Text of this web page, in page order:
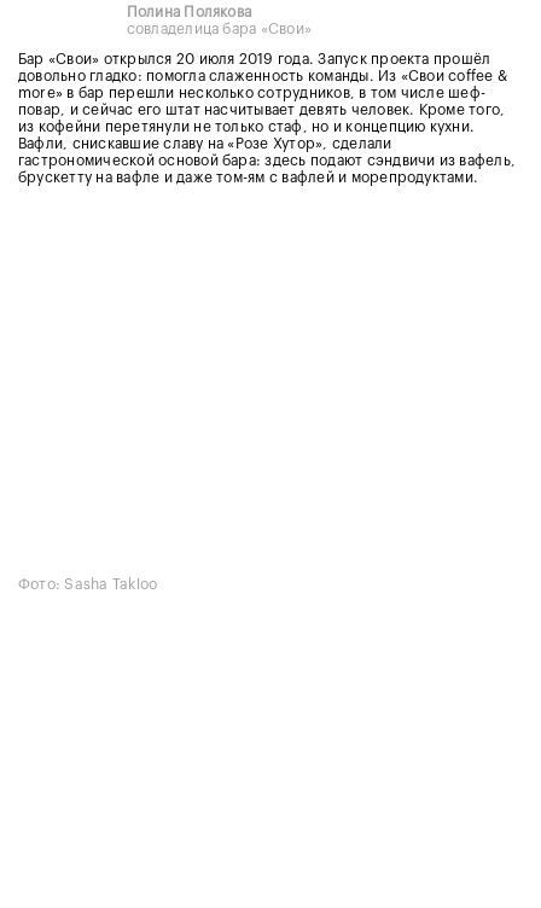
Полина Полякова
совладелица бара «Свои»
Бар «Свои» открылся 20 июля 2019 года. Запуск проекта прошёл
довольно гладко: помогла слаженность команды. Из «Свои coffee &
more» в бар перешли несколько сотрудников, в том числе шеф-
повар, и сейчас его штат насчитывает девять человек. Кроме того,
из кофейни перетянули не только стаф, но и концепцию кухни.
Вафли, снискавшие славу на «Розе Хутор», сделали
гастрономической основой бара: здесь подают сэндвичи из вафель,
брускетту на вафле и даже том-ям с вафлей и морепродуктами.
Фото: Sasha Takloo